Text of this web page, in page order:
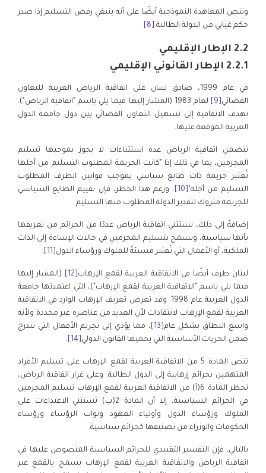
وتنص المعاهدة النموذجية أيضًا على أنه ينبغي رفض التسليم إذا صدر
حكم غيابي من الدولة الطالبة. [8]
2.2 الإطار الإقليمي
2.2.1 الإطار القانوني الإقليمي
في عام 1999، صادق لبنان على اتفاقية الرياض العربية للتعاون
القضائي [9]
لعام 1983 (المشار إليها فيما يلي باسم "اتفاقية الرياض").
تهدف الاتفاقية إلى تسهيل التعاون القضائي بين دول جامعة الدول
العربية الموقعة عليها.
تتضمن اتفاقية الرياض عدة استثناءات لا يجوز بموجبها تسليم
المجرمين، بما في ذلك إذا "كانت الجريمة المطلوب التسليم من أجلها
تُعتبر جريمة ذات طابع سياسي بموجب قوانين الطرف المطلوب
التسليم من أجله" [10]
. ورغم هذا الحظر، فإن تقييم الطابع السياسي
للجريمة متروك لتقدير الدولة المطلوب منها التسليم.
إضافةً إلى ذلك، تستثني اتفاقية الرياض عددًا من الجرائم من تعريفها
بأنها سياسية، وتسمح بتسليم المجرمين في حالات الإساءة إلى الذات
الملكية، أو الأعمال التي تُعتبر مسيئةً للملوك ورؤساء الدول [11]
.
لبنان طرف أيضًا في الاتفاقية العربية لقمع الإرهاب [12]
(المشار إليها
فيما يلي باسم "الاتفاقية العربية لقمع الإرهاب")، التي اعتمدتها جامعة
الدول العربية عام 1998. وقد تعرض تعريف الإرهاب الوارد في الاتفاقية
العربية لقمع الإرهاب لانتقادات لأن العديد من عناصره غير محددة ولأنه
واسع النطاق بشكل عام[13]
، مما يؤدي إلى تجريم الأفعال التي تندرج
ضمن الحريات الأساسية التي يحميها القانون الدولي [14]
.
تنص المادة 5 من الاتفاقية العربية لقمع الإرهاب على تسليم الأفراد
المتهمين بجرائم إرهابية إلى الدول الطالبة. وعلى غرار اتفاقية الرياض،
تحظر المادة 6(أ) من الاتفاقية العربية لقمع الإرهاب تسليم المجرمين
في الجرائم السياسية، إلا أن المادة 2(ب) تستثني الاعتداءات على
الملوك ورؤساء الدول وأولياء العهود ونواب الرؤساء ورؤساء
الحكومات والوزراء من تصنيفها كجرائم سياسية.
بالتالي، فإن التفسير التقييدي للجرائم السياسية المنصوص عليها في
اتفاقية الرياض والاتفاقية العربية لقمع الإرهاب يسمح بالقمع عبر